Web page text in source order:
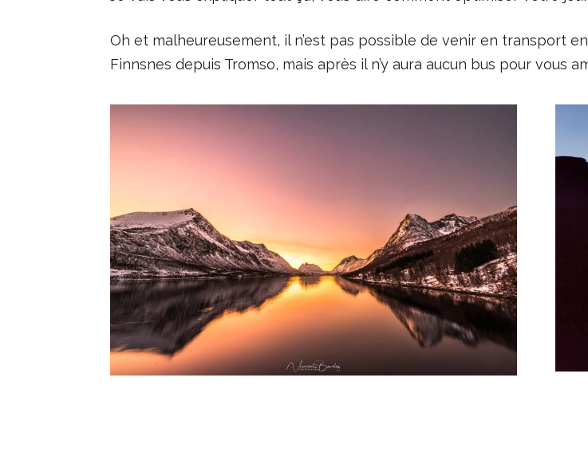
Oh et malheureusement, il n’est pas possible de venir en transport
Finnsnes depuis Tromso, mais après il n’y aura aucun bus pour vous